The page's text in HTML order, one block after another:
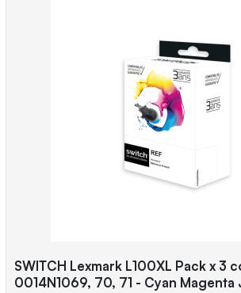
SWITCH Lexmark L100XL Pack x 3
0014N1069, 70, 71 - Cyan Magenta